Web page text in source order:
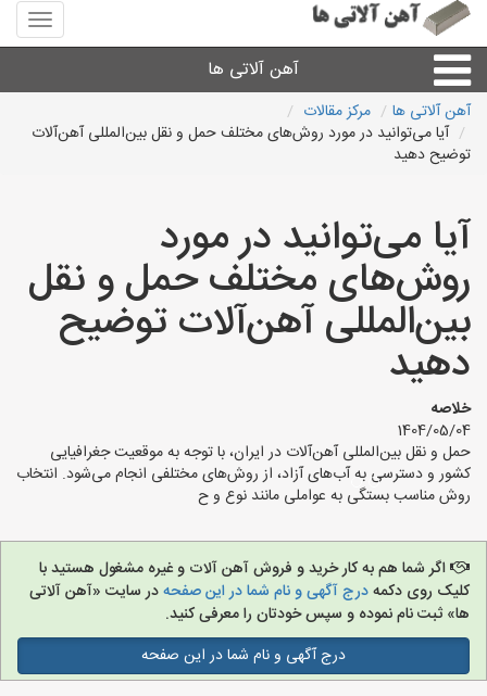
منوی
سایت
آلاتی
آهن آلاتی ها
میلگرد نبشی،مفتول
لوله و اتصالات
سایر آهن آلات
آهن آلاتی ها
مرکز مقالات
آیا می‌توانید در مورد روش‌های مختلف حمل و نقل بین‌المللی آهن‌آلات
توضیح دهید
آیا می‌توانید در مورد
روش‌های مختلف حمل و نقل
بین‌المللی آهن‌آلات توضیح
دهید
خلاصه
1404/05/04
حمل و نقل بین‌المللی آهن‌آلات در ایران، با توجه به موقعیت جغرافیایی
کشور و دسترسی به آب‌های آزاد، از روش‌های مختلفی انجام می‌شود. انتخاب
روش مناسب بستگی به عواملی مانند نوع و ح
اگر شما هم به کار خرید و فروش آهن آلات و غیره مشغول هستید با
کلیک روی دکمهدرج آگهی و نام شما در این صفحهدر سایت «آهن آلاتی
ها» ثبت نام نموده و سپس خودتان را معرفی کنید.
درج آگهی و نام شما در این صفحه